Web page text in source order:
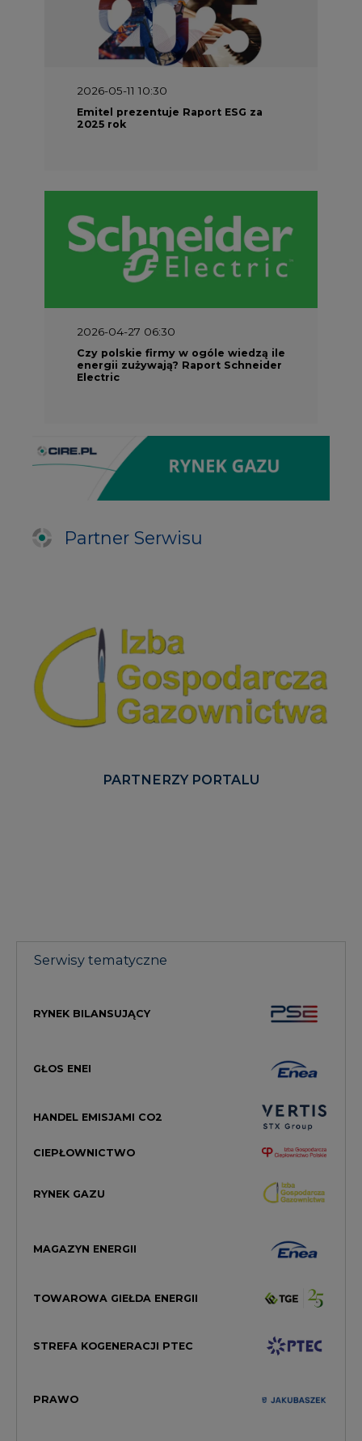
2026-05-11 10:30
Emitel prezentuje Raport ESG za
2025 rok
2026-04-27 06:30
Czy polskie firmy w ogóle wiedzą ile
energii zużywają? Raport Schneider
Electric
Partner Serwisu
PARTNERZY PORTALU
Serwisy tematyczne
RYNEK BILANSUJĄCY
GŁOS ENEI
HANDEL EMISJAMI CO2
CIEPŁOWNICTWO
RYNEK GAZU
MAGAZYN ENERGII
TOWAROWA GIEŁDA ENERGII
STREFA KOGENERACJI PTEC
PRAWO